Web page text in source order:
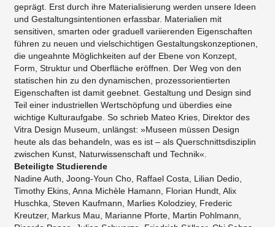
geprägt. Erst durch ihre Materialisierung werden unsere Ideen
und Gestaltungsintentionen erfassbar. Materialien mit
sensitiven, smarten oder graduell variierenden Eigenschaften
führen zu neuen und vielschichtigen Gestaltungskonzeptionen,
die ungeahnte Möglichkeiten auf der Ebene von Konzept,
Form, Struktur und Oberfläche eröffnen. Der Weg von den
statischen hin zu den dynamischen, prozessorientierten
Eigenschaften ist damit geebnet. Gestaltung und Design sind
Teil einer industriellen Wertschöpfung und überdies eine
wichtige Kulturaufgabe. So schrieb Mateo Kries, Direktor des
Vitra Design Museum, unlängst: »Museen müssen Design
heute als das behandeln, was es ist – als Querschnittsdisziplin
zwischen Kunst, Naturwissenschaft und Technik«.
Beteiligte Studierende
Nadine Auth, Joong-Youn Cho, Raffael Costa, Lilian Dedio,
Timothy Ekins, Anna Michèle Hamann, Florian Hundt, Alix
Huschka, Steven Kaufmann, Marlies Kolodziey, Frederic
Kreutzer, Markus Mau, Marianne Pforte, Martin Pohlmann,